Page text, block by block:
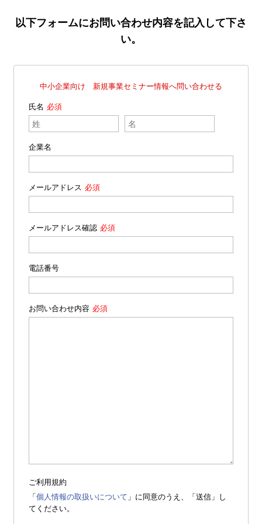
以下フォームにお問い合わせ内容を記入して下さ
い。
中小企業向け 新規事業セミナー情報へ問い合わせる
氏名
企業名
メールアドレス
メールアドレス確認
電話番号
お問い合わせ内容
ご利用規約
「個人情報の取扱いについて 」に同意のうえ、「送信」し
てください。